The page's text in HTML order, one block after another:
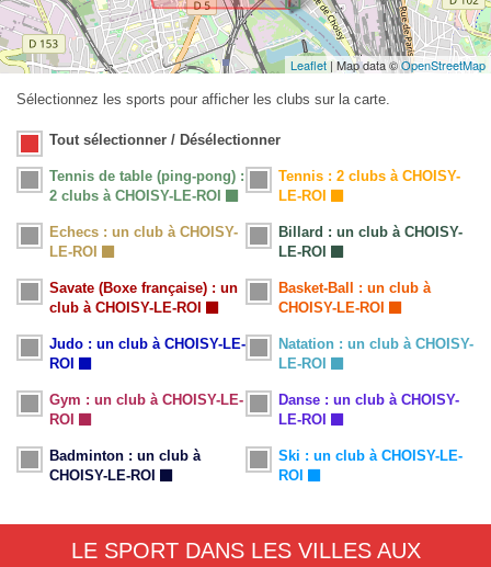
Leaflet | Map data ©OpenStreetMap
Sélectionnez les sports pour afficher les clubs sur la carte.
Tout sélectionner / Désélectionner
Tennis de table (ping-pong) :
2 clubs à CHOISY-LE-ROI
Tennis : 2 clubs à CHOISY-
LE-ROI
Echecs : un club à CHOISY-
LE-ROI
Billard : un club à CHOISY-
LE-ROI
Savate (Boxe française) : un
club à CHOISY-LE-ROI
Basket-Ball : un club à
CHOISY-LE-ROI
Judo : un club à CHOISY-LE-
ROI
Natation : un club à CHOISY-
LE-ROI
Gym : un club à CHOISY-LE-
ROI
Danse : un club à CHOISY-
LE-ROI
Badminton : un club à
CHOISY-LE-ROI
Ski : un club à CHOISY-LE-
ROI
LE SPORT DANS LES VILLES AUX